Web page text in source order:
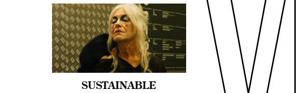
SUSTAINABLE